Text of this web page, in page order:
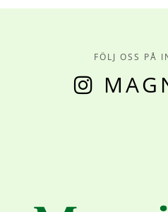
FÖLJ OSS PÅ